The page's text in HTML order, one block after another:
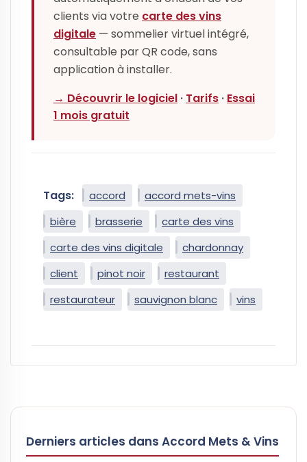
clients via votre carte des vins
digitale — sommelier virtuel intégré,
consultable par QR code, sans
application à installer.
→ Découvrir le logiciel · Tarifs · Essai
1 mois gratuit
Tags: accord
accord mets-vins
bière
brasserie
carte des vins
carte des vins digitale
chardonnay
client
pinot noir
restaurant
restaurateur
sauvignon blanc vins
Derniers articles dans Accord Mets & Vins